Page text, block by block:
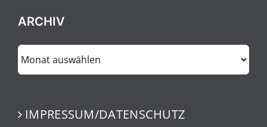
ARCHIV
ARCHIV
IMPRESSUM/DATENSCHUTZ